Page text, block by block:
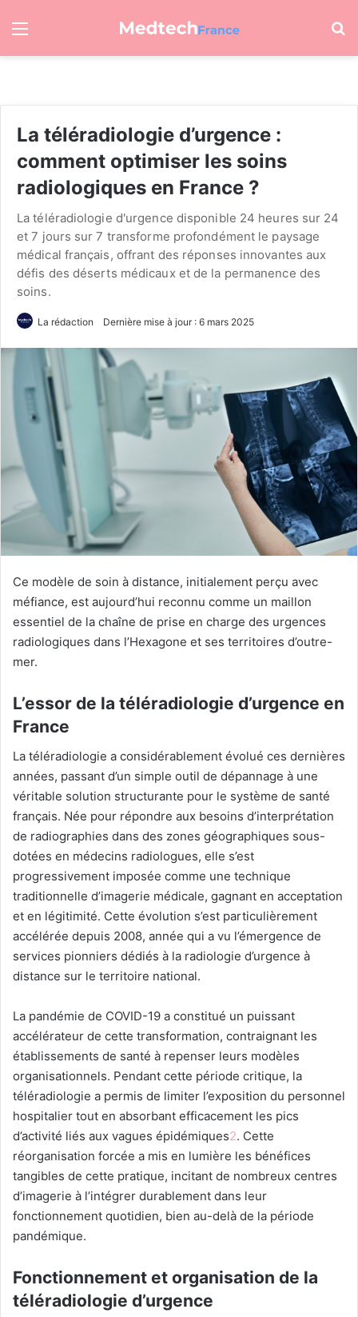
Menu
La téléradiologie d’urgence :
comment optimiser les soins
radiologiques en France ?
La téléradiologie d'urgence disponible 24 heures sur 24
et 7 jours sur 7 transforme profondément le paysage
médical français, offrant des réponses innovantes aux
défis des déserts médicaux et de la permanence des
soins.
La rédaction Dernière mise à jour : 6 mars 2025
Ce modèle de soin à distance, initialement perçu avec
méfiance, est aujourd’hui reconnu comme un maillon
essentiel de la chaîne de prise en charge des urgences
radiologiques dans l’Hexagone et ses territoires d’outre-
mer.
L’essor de la téléradiologie d’urgence en
France
La téléradiologie a considérablement évolué ces dernières
années, passant d’un simple outil de dépannage à une
véritable solution structurante pour le système de santé
français. Née pour répondre aux besoins d’interprétation
de radiographies dans des zones géographiques sous-
dotées en médecins radiologues, elle s’est
progressivement imposée comme une technique
traditionnelle d’imagerie médicale, gagnant en acceptation
et en légitimité. Cette évolution s’est particulièrement
accélérée depuis 2008, année qui a vu l’émergence de
services pionniers dédiés à la radiologie d’urgence à
distance sur le territoire national.
La pandémie de COVID-19 a constitué un puissant
accélérateur de cette transformation, contraignant les
établissements de santé à repenser leurs modèles
organisationnels. Pendant cette période critique, la
téléradiologie a permis de limiter l’exposition du personnel
hospitalier tout en absorbant efficacement les pics
d’activité liés aux vagues épidémiques2. Cette
réorganisation forcée a mis en lumière les bénéfices
tangibles de cette pratique, incitant de nombreux centres
d’imagerie à l’intégrer durablement dans leur
fonctionnement quotidien, bien au-delà de la période
pandémique.
Fonctionnement et organisation de la
téléradiologie d’urgence